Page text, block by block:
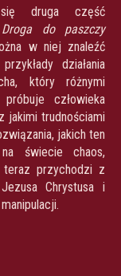
się druga część
Droga do paszczy
w niej znaleźć
działania
który różnymi
człowieka
jakimi trudnościami
jakich ten
świecie chaos,
teraz przychodzi z
Chrystusa i